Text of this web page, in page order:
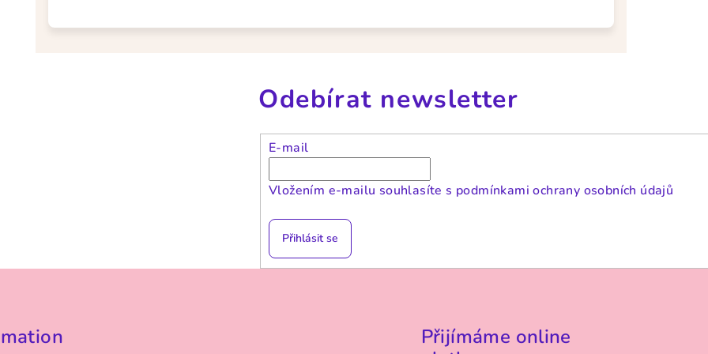
Odebírat newsletter
E-mail
Vložením e-mailu souhlasíte s podmínkami ochrany osobních údajů
Přihlásit se
Přijímáme online